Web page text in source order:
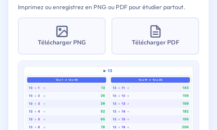
Imprimez ou enregistrez en PNG ou PDF pour étudier partout.
Télécharger PNG Télécharger PDF